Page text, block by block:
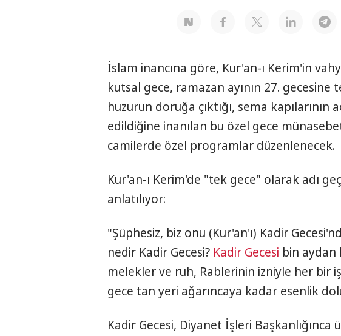
İslam inancına göre, Kur'an-ı Kerim'in
kutsal gece, ramazan ayının 27. gecesine
huzurun doruğa çıktığı, sema kapılarının
edildiğine inanılan bu özel gece
camilerde özel programlar düzenlenecek.
Kur'an-ı Kerim'de "tek gece" olarak adı
anlatılıyor:
"Şüphesiz, biz onu (Kur'an'ı) Kadir
nedir Kadir Gecesi? Kadir Gecesi bin aydan
melekler ve ruh, Rablerinin izniyle her bir
gece tan yeri ağarıncaya kadar esenlik
Kadir Gecesi, Diyanet İşleri Başkanlığınca